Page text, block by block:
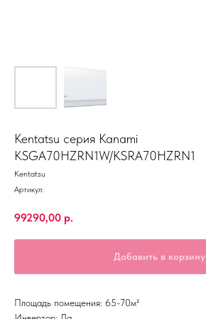
Kentatsu серия Kanami
KSGA70HZRN1W/KSRA70HZRN1
Kentatsu
Артикул:
99290,00 р.
Добавить в корзину
Площадь помещения: 65-70м²